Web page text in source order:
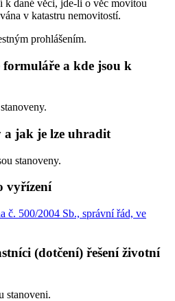
dané věci, jde-li o věc movitou
v katastru nemovitostí.
prohlášením.
formuláře a kde jsou k
a jak je lze uhradit
stanoveny.
vyřízení
č. 500/2004 Sb., správní řád, ve
(dotčení) řešení životní
stanoveni.